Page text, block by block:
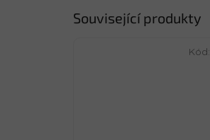
Související produkty
Kód: